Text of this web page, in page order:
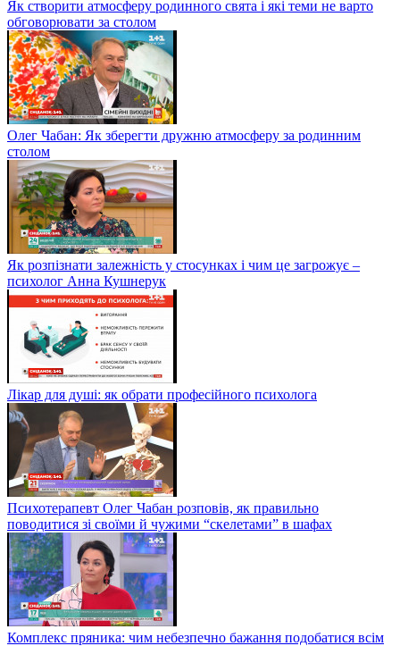
Як створити атмосферу родинного свята і які теми не варто
обговорювати за столом
Олег Чабан: Як зберегти дружню атмосферу за родинним
столом
Як розпізнати залежність у стосунках і чим це загрожує –
психолог Анна Кушнерук
Лікар для душі: як обрати професійного психолога
Психотерапевт Олег Чабан розповів, як правильно
поводитися зі своїми й чужими “скелетами” в шафах
Комплекс пряника: чим небезпечно бажання подобатися всім